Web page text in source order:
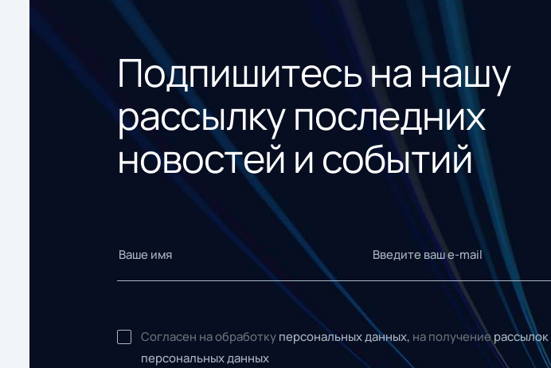
Подпишитесь на нашу
рассылку последних
новостей и событий
Согласен на обработку персональных данных, на получениерассылок
персональных данных